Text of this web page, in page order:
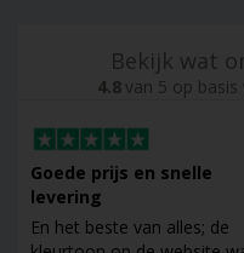
Bekijk wat
4.8van 5 op basis
Goede prijs en snelle
levering
En het beste van alles; de